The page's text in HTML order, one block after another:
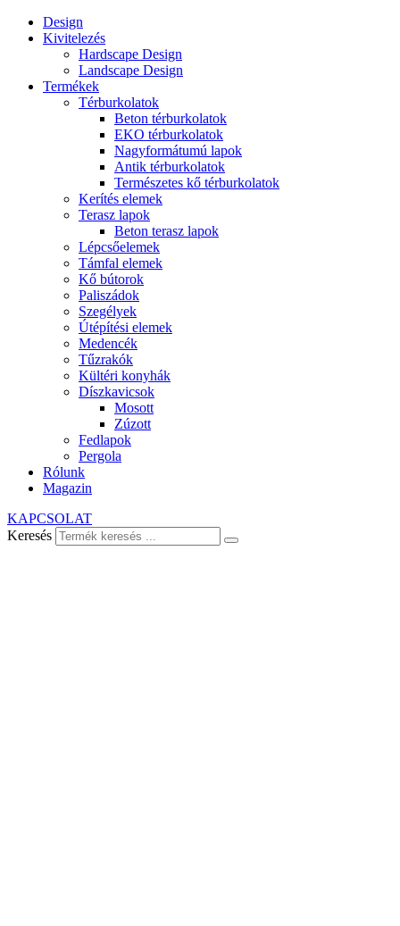
Design
Kivitelezés
Hardscape Design
Landscape Design
Termékek
Térburkolatok
Beton térburkolatok
EKO térburkolatok
Nagyformátumú lapok
Antik térburkolatok
Természetes kő térburkolatok
Kerítés elemek
Terasz lapok
Beton terasz lapok
Lépcsőelemek
Támfal elemek
Kő bútorok
Paliszádok
Szegélyek
Útépítési elemek
Medencék
Tűzrakók
Kültéri konyhák
Díszkavicsok
Mosott
Zúzott
Fedlapok
Pergola
Rólunk
Magazin
KAPCSOLAT
Keresés